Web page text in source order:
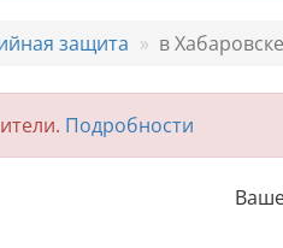
защита в Хабаровске
Подробности